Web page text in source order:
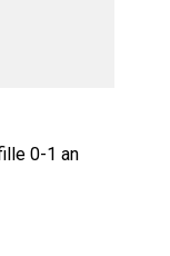
0-1 an